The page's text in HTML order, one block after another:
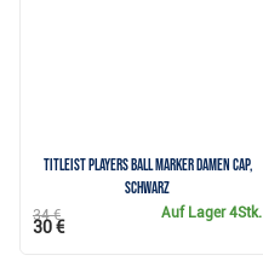
Titleist Players Ball Marker Damen Cap,
schwarz
Auf Lager4Stk.
34 €
30 €